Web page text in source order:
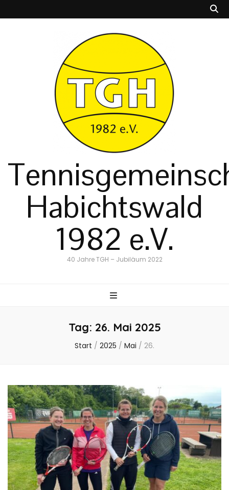
Habichtswald
1982 e.V.
40 Jahre TGH – Jubiläum 2022
Tag: 26. Mai 2025
Start / 2025 / Mai / 26.